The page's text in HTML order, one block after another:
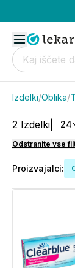
Izdelki/Oblika/
2 Izdelki 24
Odstranite vse
Proizvajalci: